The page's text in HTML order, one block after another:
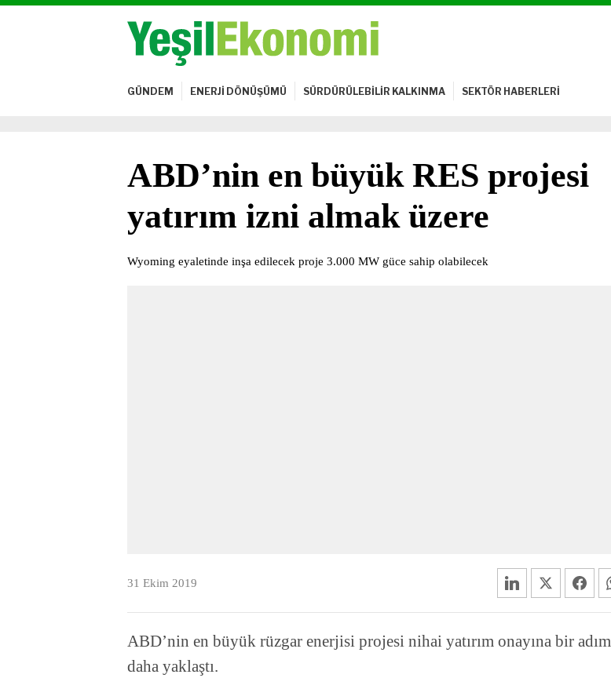
GÜNDEM ENERJİ DÖNÜŞÜMÜ SÜRDÜRÜLEBİLİR KALKINMA SEKTÖR HABERLERİ
ABD’nin en büyük RES projesi
yatırım izni almak üzere
Wyoming eyaletinde inşa edilecek proje 3.000 MW güce sahip olabilecek
31 Ekim 2019
ABD’nin en büyük rüzgar enerjisi projesi nihai yatırım onayına bir adım
daha yaklaştı.